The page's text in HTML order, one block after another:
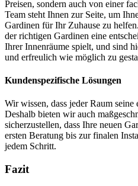
Preisen, sondern auch von einer
Team steht Ihnen zur Seite, um
Gardinen für Ihr Zuhause zu
der richtigen Gardinen eine
Ihrer Innenräume spielt, und sind
und erfreulich wie möglich zu
Kundenspezifische Lösungen
Wir wissen, dass jeder Raum
Deshalb bieten wir auch
sicherzustellen, dass Ihre neuen
ersten Beratung bis zur finalen
jedem Schritt.
Fazit